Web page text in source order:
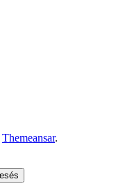
Themeansar.